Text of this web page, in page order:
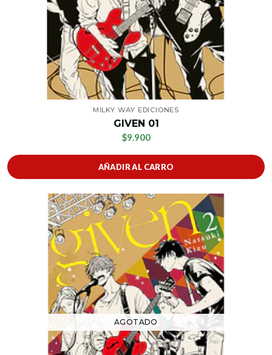
MILKY WAY EDICIONES
GIVEN 01
$9.900
AÑADIR AL CARRO
AGOTADO